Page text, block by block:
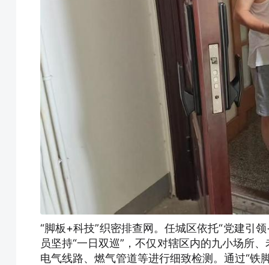
“脚板+科技”织密排查网。任城区依托“党建引
员坚持“一日双巡”，不仅对辖区内的九小场所
电气线路、燃气管道等进行细致检测。通过“铁